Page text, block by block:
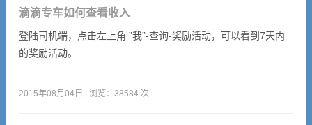
选择顺风车，来顺路接乘客，不空驶。
滴滴专车如何查看收入
登陆司机端，点击左上角 ”我”-查询-奖励活动，可以看到7天内
的奖励活动。
2015年08月04日 | 浏览：38584 次